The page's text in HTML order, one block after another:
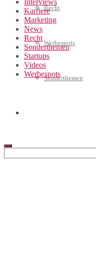
Recht
Werbespots
Sonderthemen
Interviews
Karriere
Marketing
News
Recht
Sonderthemen
Startups
Videos
Werbespots